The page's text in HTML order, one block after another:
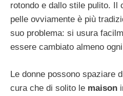
rotondo e dallo stile pulito. Il
pelle ovviamente è più
suo problema: si usura
essere cambiato almeno
Le donne possono spaziare
cura che di solito le maison